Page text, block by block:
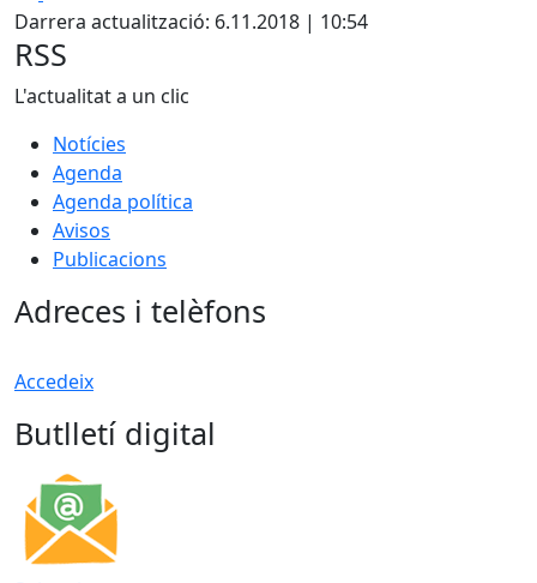
Darrera actualització: 6.11.2018 | 10:54
RSS
L'actualitat a un clic
Notícies
Agenda
Agenda política
Avisos
Publicacions
Adreces i telèfons
Accedeix
Butlletí digital